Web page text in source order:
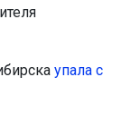
упала с